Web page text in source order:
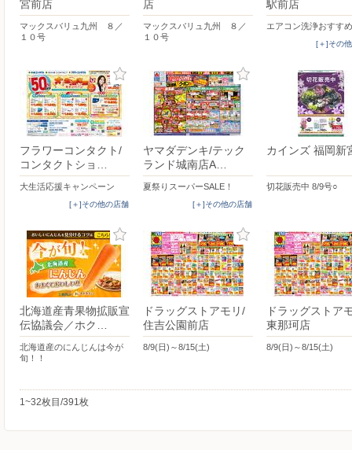
宮前店
マックスバリュ九州 ８／
１０号
店
マックスバリュ九州 ８／
１０号
駅前店
エアコン洗浄おすす
[＋]その
フラワーコンタクト/
コンタクトショ…
大生活応援キャンペーン
[＋]その他の店舗
ヤマダデンキ/テック
ランド城南店A…
夏祭りスーパーSALE！
[＋]その他の店舗
カインズ 福岡新
切花販売中 8/9号○
北海道産青果物拡販宣
伝協議会／ホク…
北海道産のにんじんは今が
旬！！
ドラッグストアモリ/
住吉公園前店
8/9(日)～8/15(土)
ドラッグストア
東那珂店
8/9(日)～8/15(土)
1~32枚目/391枚